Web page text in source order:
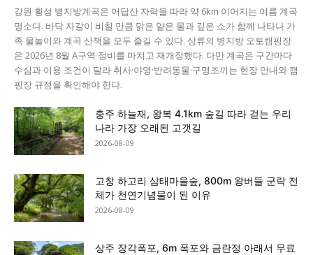
강원 횡성 병지방계곡은 어답산 자락을 따라 약 6km 이어지는 여름 계곡
명소다. 바닥 자갈이 비칠 만큼 맑은 얕은 물과 깊은 소가 함께 나타나 가
족 물놀이와 계곡 산책을 모두 즐길 수 있다. 상류의 병지방 오토캠핑장
은 2026년 8월 A구역 정비를 마치고 재개장했다. 다만 계곡은 구간마다
수심과 이용 조건이 달라 취사·야영·반려동물·구명조끼는 현장 안내와 캠
핑장 규정을 확인해야 한다.
충주 하늘재, 왕복 4.1km 숲길 따라 걷는 우리
나라 가장 오래된 고갯길
2026-08-09
고창 하고리 삼태마을숲, 800m 왕버들 군락 전
체가 천연기념물이 된 이유
2026-08-09
상주 장각폭포, 6m 폭포와 금란정 아래서 무료